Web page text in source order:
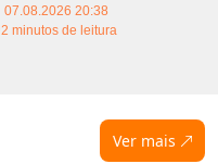
07.08.2026 20:38
2 minutos de leitura
Ver mais